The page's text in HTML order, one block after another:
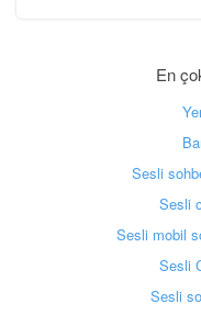
En
Sesli
Sesli
Sesli mobil
Sesli
Sesli